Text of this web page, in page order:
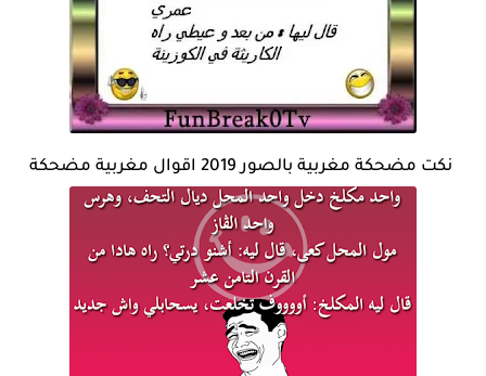
نكت مضحكة مغربية بالصور 2019 اقوال مغربية مضحكة